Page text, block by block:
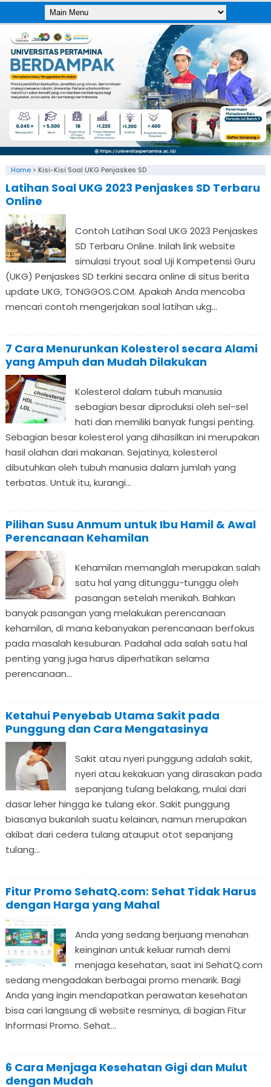
Home> Kisi-Kisi Soal UKG Penjaskes SD
Latihan Soal UKG 2023 Penjaskes SD Terbaru
Online
Contoh Latihan Soal UKG 2023 Penjaskes
SD Terbaru Online. Inilah link website
simulasi tryout soal Uji Kompetensi Guru
(UKG) Penjaskes SD terkini secara online di situs berita
update UKG, TONGGOS.COM. Apakah Anda mencoba
mencari contoh mengerjakan soal latihan ukg...
7 Cara Menurunkan Kolesterol secara Alami
yang Ampuh dan Mudah Dilakukan
Kolesterol dalam tubuh manusia
sebagian besar diproduksi oleh sel-sel
hati dan memiliki banyak fungsi penting.
Sebagian besar kolesterol yang dihasilkan ini merupakan
hasil olahan dari makanan. Sejatinya, kolesterol
dibutuhkan oleh tubuh manusia dalam jumlah yang
terbatas. Untuk itu, kurangi...
Pilihan Susu Anmum untuk Ibu Hamil & Awal
Perencanaan Kehamilan
Kehamilan memanglah merupakan salah
satu hal yang ditunggu-tunggu oleh
pasangan setelah menikah. Bahkan
banyak pasangan yang melakukan perencanaan
kehamilan, di mana kebanyakan perencanaan berfokus
pada masalah kesuburan. Padahal ada salah satu hal
penting yang juga harus diperhatikan selama
perencanaan...
Ketahui Penyebab Utama Sakit pada
Punggung dan Cara Mengatasinya
Sakit atau nyeri punggung adalah sakit,
nyeri atau kekakuan yang dirasakan pada
sepanjang tulang belakang, mulai dari
dasar leher hingga ke tulang ekor. Sakit punggung
biasanya bukanlah suatu kelainan, namun merupakan
akibat dari cedera tulang atauput otot sepanjang
tulang...
Fitur Promo SehatQ.com: Sehat Tidak Harus
dengan Harga yang Mahal
Anda yang sedang berjuang menahan
keinginan untuk keluar rumah demi
menjaga kesehatan, saat ini SehatQ.com
sedang mengadakan berbagai promo menarik. Bagi
Anda yang ingin mendapatkan perawatan kesehatan
bisa cari langsung di website resminya, di bagian Fitur
Informasi Promo. Sehat...
6 Cara Menjaga Kesehatan Gigi dan Mulut
dengan Mudah